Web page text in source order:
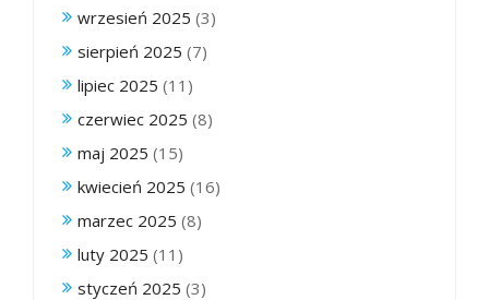
wrzesień 2025 (3)
sierpień 2025 (7)
lipiec 2025 (11)
czerwiec 2025 (8)
maj 2025 (15)
kwiecień 2025 (16)
marzec 2025 (8)
luty 2025 (11)
styczeń 2025 (3)